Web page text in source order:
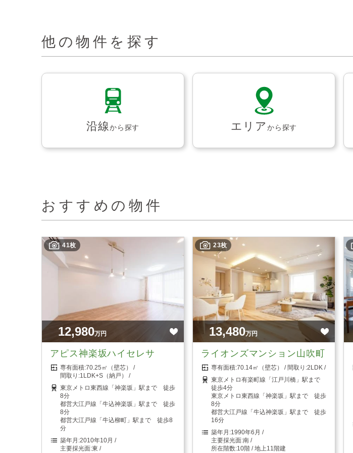
他の物件を探す
沿線から探す エリアから探す
おすすめの物件
41枚
12,980万円
アピス神楽坂ハイセレサ
70.25㎡（壁芯）
1LDK+S（納戸）
東京メトロ東西線「神楽坂」駅まで 徒歩
8分
都営大江戸線「牛込神楽坂」駅まで 徒歩
8分
都営大江戸線「牛込柳町」駅まで 徒歩8
分
2010年10月
東
23枚
13,480万円
ライオンズマンション山吹町
70.14㎡（壁芯）
2LDK
東京メトロ有楽町線「江戸川橋」駅まで
徒歩4分
東京メトロ東西線「神楽坂」駅まで 徒歩
8分
都営大江戸線「牛込神楽坂」駅まで 徒歩
16分
1990年6月
南
10階 / 地上11階建